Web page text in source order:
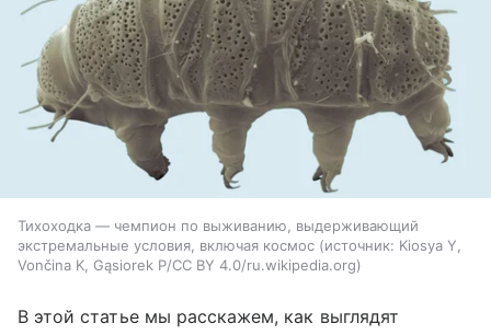
Тихоходка — чемпион по выживанию, выдерживающий
экстремальные условия, включая космос
источник: Kiosya Y,
Vončina K, Gąsiorek P/CC BY 4.0/ru.wikipedia.org
В этой статье мы расскажем, как выглядят